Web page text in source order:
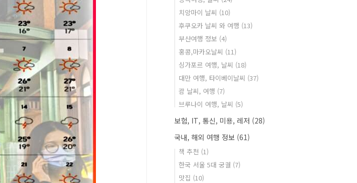
치앙마이 날씨 (10)
후쿠오카 날씨 와 여행 (13)
부산여행 정보 (4)
홍콩,마카오날씨 (11)
싱가포르 여행, 날씨 (18)
대만 여행, 타이베이날씨 (37)
괌 날씨, 여행 (7)
브루나이 여행, 날씨 (5)
보험, IT, 통신, 미용, 레저 (28)
국내, 해외 여행 정보 (61)
책 추천 (1)
한국 서울 5대 궁궐 (7)
맛집 (10)